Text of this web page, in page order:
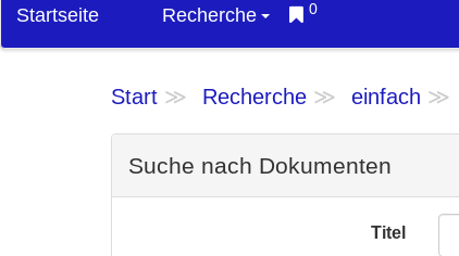
Startseite Recherche 0
Start Recherche einfach
Suche nach Dokumenten
Titel